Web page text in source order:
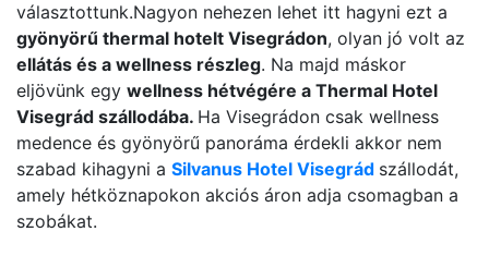
választottunk.Nagyon nehezen lehet itt hagyni ezt a
gyönyörű thermal hotelt Visegrádon, olyan jó volt az
ellátás és a wellness részleg. Na majd máskor
eljövünk egy wellness hétvégére a Thermal Hotel
Visegrád szállodába. Ha Visegrádon csak wellness
medence és gyönyörű panoráma érdekli akkor nem
szabad kihagyni a Silvanus Hotel Visegrád szállodát,
amely hétköznapokon akciós áron adja csomagban a
szobákat.